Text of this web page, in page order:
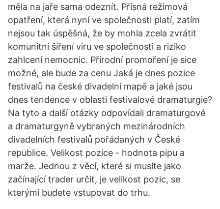
měla na jaře sama odeznít. Přísná režimová
opatření, která nyní ve společnosti platí, zatím
nejsou tak úspěšná, že by mohla zcela zvrátit
komunitní šíření viru ve společnosti a riziko
zahlcení nemocnic. Přírodní promoření je sice
možné, ale bude za cenu Jaká je dnes pozice
festivalů na české divadelní mapě a jaké jsou
dnes tendence v oblasti festivalové dramaturgie?
Na tyto a další otázky odpovídali dramaturgové
a dramaturgyně vybraných mezinárodních
divadelních festivalů pořádaných v České
republice. Velikost pozice - hodnota pipu a
marže. Jednou z věcí, které si musíte jako
začínající trader určit, je velikost pozic, se
kterými budete vstupovat do trhu.